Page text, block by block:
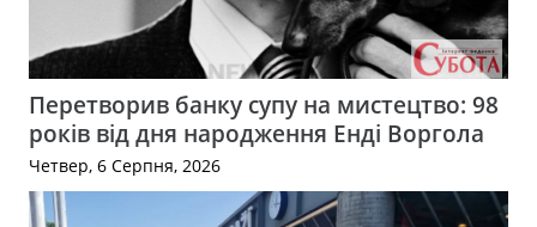
Перетворив банку супу на мистецтво: 98
років від дня народження Енді Воргола
Четвер, 6 Серпня, 2026